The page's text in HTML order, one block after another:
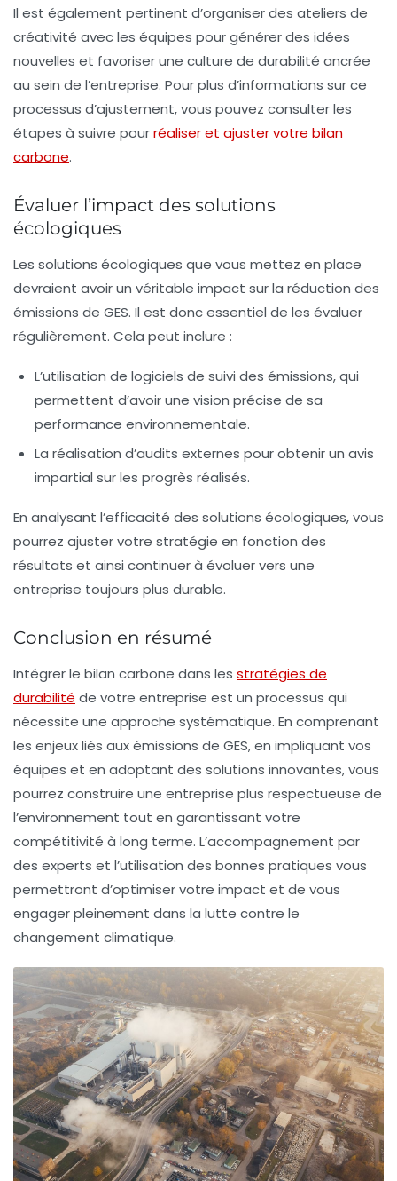
Il est également pertinent d’organiser des ateliers de
créativité avec les équipes pour générer des idées
nouvelles et favoriser une culture de durabilité ancrée
au sein de l’entreprise. Pour plus d’informations sur ce
processus d’ajustement, vous pouvez consulter les
étapes à suivre pourréaliser et ajuster votre bilan
carbone.
Évaluer l’impact des solutions
écologiques
Les solutions écologiques que vous mettez en place
devraient avoir un véritable impact sur la réduction des
émissions de GES. Il est donc essentiel de les évaluer
régulièrement. Cela peut inclure :
L’utilisation de logiciels de suivi des émissions, qui
permettent d’avoir une vision précise de sa
performance environnementale.
La réalisation d’audits externes pour obtenir un avis
impartial sur les progrès réalisés.
En analysant l’efficacité des solutions écologiques, vous
pourrez ajuster votre stratégie en fonction des
résultats et ainsi continuer à évoluer vers une
entreprise toujours plus durable.
Conclusion en résumé
Intégrer le bilan carbone dans les stratégies de
durabilité de votre entreprise est un processus qui
nécessite une approche systématique. En comprenant
les enjeux liés aux émissions de GES, en impliquant vos
équipes et en adoptant des solutions innovantes, vous
pourrez construire une entreprise plus respectueuse de
l’environnement tout en garantissant votre
compétitivité à long terme. L’accompagnement par
des experts et l’utilisation des bonnes pratiques vous
permettront d’optimiser votre impact et de vous
engager pleinement dans la lutte contre le
changement climatique.